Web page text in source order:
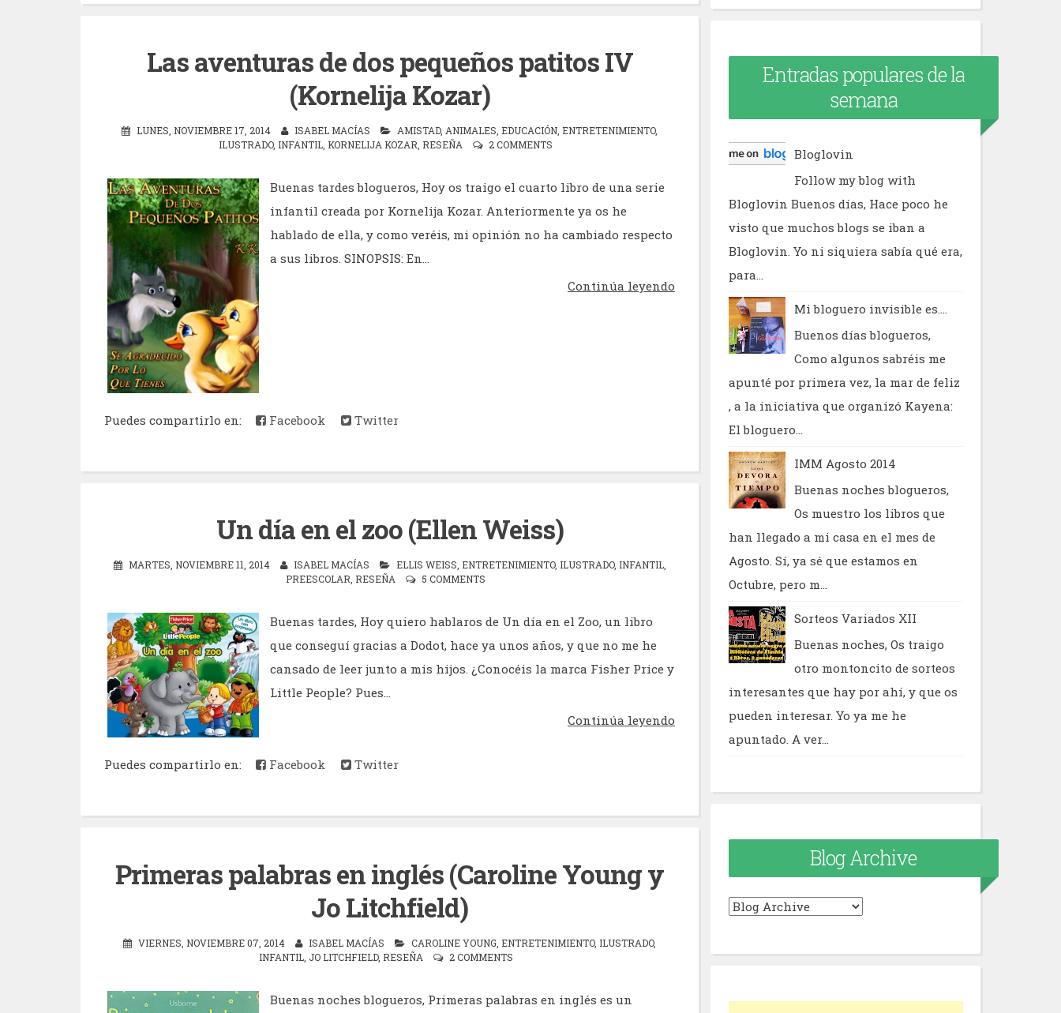
Las aventuras de dos pequeños patitos IV
(Kornelija Kozar)
LUNES, NOVIEMBRE 17, 2014 ISABEL MACÍAS AMISTAD, ANIMALES EDUCACIÓN ENTRETENIMIENTO,
ILUSTRADO, INFANTIL KORNELIJA KOZAR RESEÑA 2 COMMENTS
Buenas tardes blogueros, Hoy os traigo el cuarto libro de una serie
infantil creada por Kornelija Kozar. Anteriormente ya os he
hablado de ella, y como veréis, mi opinión no ha cambiado respecto
a sus libros. SINOPSIS: En...
Continúa leyendo
Puedes compartirlo en: Facebook Twitter
Un día en el zoo (Ellen Weiss)
MARTES, NOVIEMBRE 11, 2014 ISABEL MACÍAS ELLIS WEISS ENTRETENIMIENTO, ILUSTRADO, INFANTIL,
PREESCOLAR RESEÑA 5 COMMENTS
Buenas tardes, Hoy quiero hablaros de Un día en el Zoo, un libro
que conseguí gracias a Dodot, hace ya unos años, y que no me he
cansado de leer junto a mis hijos. ¿Conocéis la marca Fisher Price y
Little People? Pues...
Continúa leyendo
Puedes compartirlo en: Facebook Twitter
Primeras palabras en inglés (Caroline Young y
Jo Litchfield)
VIERNES, NOVIEMBRE 07, 2014 ISABEL MACÍAS CAROLINE YOUNG ENTRETENIMIENTO, ILUSTRADO,
INFANTIL, JO LITCHFIELD, RESEÑA 2 COMMENTS
Buenas noches blogueros, Primeras palabras en inglés es un
Entradas populares de la
semana
Bloglovin
Follow my blog with
Bloglovin Buenos días, Hace poco he
visto que muchos blogs se iban a
Bloglovin. Yo ni siquiera sabía qué era,
para...
Mi bloguero invisible es....
Buenos días blogueros,
Como algunos sabréis me
apunté por primera vez, la mar de feliz
, a la iniciativa que organizó Kayena:
El bloguero...
IMM Agosto 2014
Buenas noches blogueros,
Os muestro los libros que
han llegado a mi casa en el mes de
Agosto. Sí, ya sé que estamos en
Octubre, pero m...
Sorteos Variados XII
Buenas noches, Os traigo
otro montoncito de sorteos
interesantes que hay por ahí, y que os
pueden interesar. Yo ya me he
apuntado. A ver...
Blog Archive